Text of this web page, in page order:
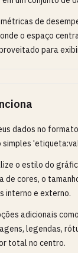
de
o espaço
para
dados no formato
o estilo do
de cores, o
interno e externo.
adicionais
legendas,
total no centro.